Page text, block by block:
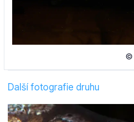
©
Další fotografie druhu